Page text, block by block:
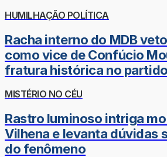
HUMILHAÇÃO POLÍTICA
Racha interno do MDB
como vice de Confúcio
fratura histórica no partido
MISTÉRIO NO CÉU
Rastro luminoso intriga
Vilhena e levanta dúvidas
do fenômeno